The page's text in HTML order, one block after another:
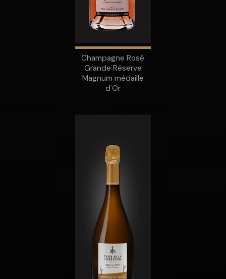
Champagne Rosé
Grande Réserve
Magnum médaille
d'Or